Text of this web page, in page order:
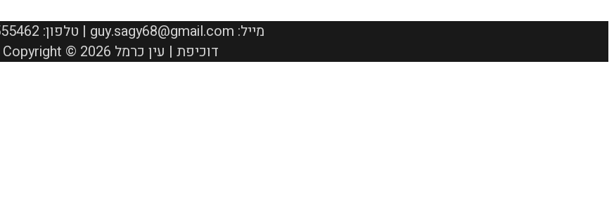
050-4555462 :טלפון | guy.sagy68@gmail.com :מייל
Copyright © 2026 דוכיפת | עין כרמל